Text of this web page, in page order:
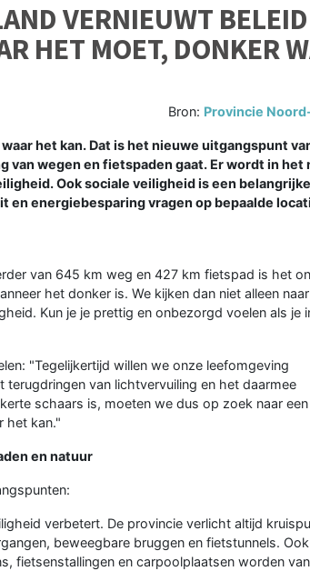
VERNIEUWT BELEID
HET MOET, DONKER
Bron: Provincie
het kan. Dat is het nieuwe uitgangspunt
wegen en fietspaden gaat. Er wordt in het
Ook sociale veiligheid is een
energiebesparing vragen op bepaalde
van 645 km weg en 427 km fietspad is het
het donker is. We kijken dan niet alleen naar
Kun je je prettig en onbezorgd voelen als je
"Tegelijkertijd willen we onze leefomgeving
van lichtvervuiling en het daarmee
schaars is, moeten we dus op zoek naar
het kan."
en natuur
verbetert. De provincie verlicht altijd
beweegbare bruggen en fietstunnels. Ook
fietsenstallingen en carpoolplaatsen worden van